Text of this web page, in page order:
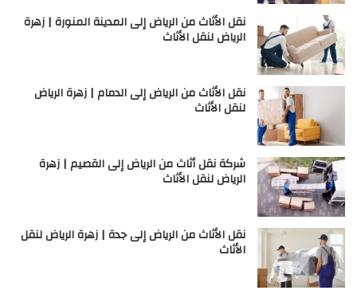
نقل الأثاث من الرياض إلى المدينة المنورة | زهرة
الرياض لنقل الأثاث
نقل الأثاث من الرياض إلى الدمام | زهرة الرياض
لنقل الأثاث
شركة نقل أثاث من الرياض إلى القصيم | زهرة
الرياض لنقل الأثاث
نقل الأثاث من الرياض إلى جدة | زهرة الرياض لنقل
الأثاث